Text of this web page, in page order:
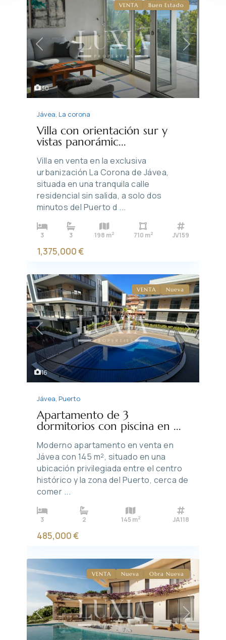
30
Previous Next
VENTA Buen Estado
Jávea, La corona
Villa con orientación sur y
vistas panorámic...
Villa en venta en la exclusiva
urbanización La Corona de Jávea,
situada en una tranquila calle
residencial sin salida, a solo dos
minutos del Puerto d ...
3 3 198 m2 710 m2 JV159
1,375,000 €
16
Previous Next
VENTA Nueva
Jávea, Puerto
Apartamento de 3
dormitorios con piscina en ...
Moderno apartamento en venta en
Jávea con 145 m², situado en una
ubicación privilegiada entre el centro
histórico y la zona del Puerto, cerca de
comer ...
3 2 145 m2 JA118
485,000 €
Previous Next
VENTA Nueva Obra Nueva